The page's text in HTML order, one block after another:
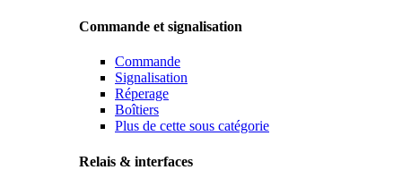
Commande et signalisation
Commande
Signalisation
Réperage
Boîtiers
Plus de cette sous catégorie
Relais & interfaces